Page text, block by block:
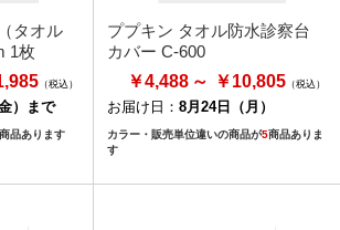
タオル
1枚
）まで
商品あります
ププキン タオル防水診察台
カバー C-600
￥4,488
￥10,805
お届け日： 8月24日（月）
カラー・販売単位違いの商品が5商品ありま
す